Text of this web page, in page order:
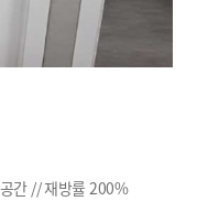
수원 인계동 [슈가아로마] 조용하고 아늑한 공간 // 재방률 200%